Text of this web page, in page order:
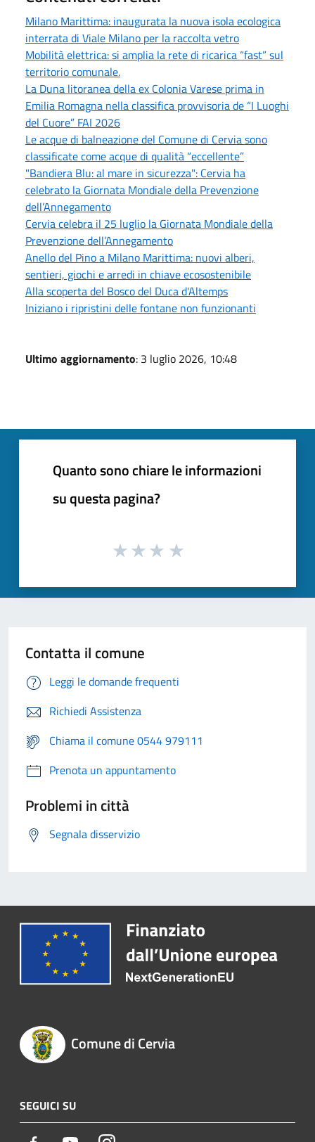
Milano Marittima: inaugurata la nuova isola ecologica
interrata di Viale Milano per la raccolta vetro
Mobilità elettrica: si amplia la rete di ricarica “fast” sul
territorio comunale.
La Duna litoranea della ex Colonia Varese prima in
Emilia Romagna nella classifica provvisoria de “I Luoghi
del Cuore” FAI 2026
Le acque di balneazione del Comune di Cervia sono
classificate come acque di qualità “eccellente”
"Bandiera Blu: al mare in sicurezza": Cervia ha
celebrato la Giornata Mondiale della Prevenzione
dell’Annegamento
Cervia celebra il 25 luglio la Giornata Mondiale della
Prevenzione dell’Annegamento
Anello del Pino a Milano Marittima: nuovi alberi,
sentieri, giochi e arredi in chiave ecosostenibile
Alla scoperta del Bosco del Duca d'Altemps
Iniziano i ripristini delle fontane non funzionanti
Ultimo aggiornamento: 3 luglio 2026, 10:48
Quanto sono chiare le informazioni
su questa pagina?
Contatta il comune
Leggi le domande frequenti
Richiedi Assistenza
Chiama il comune 0544 979111
Prenota un appuntamento
Problemi in città
Segnala disservizio
Comune di Cervia
SEGUICI SU